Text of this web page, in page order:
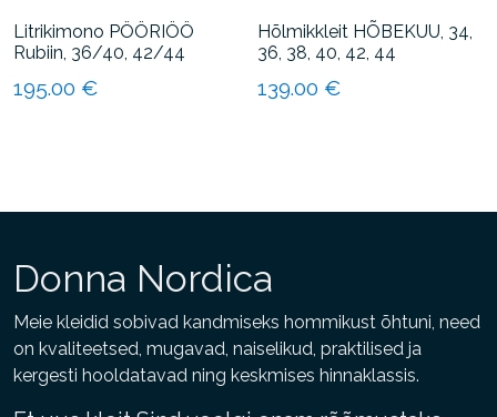
Litrikimono PÖÖRIÖÖ
Rubiin, 36/40, 42/44
195.00 €
saab
teha
tootelehel.
Hõlmikkleit HÕBEKUU, 34,
36, 38, 40, 42, 44
139.00 €
saab
teha
tootelehel.
Donna Nordica
Meie kleidid sobivad kandmiseks hommikust õhtuni, need
on kvaliteetsed, mugavad, naiselikud, praktilised ja
kergesti hooldatavad ning keskmises hinnaklassis.